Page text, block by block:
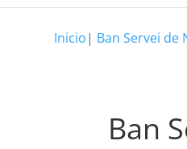
Inicio| Ban Servei de
Ban